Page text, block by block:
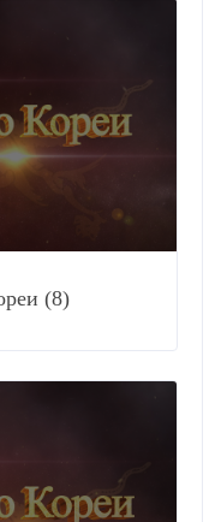
(8)